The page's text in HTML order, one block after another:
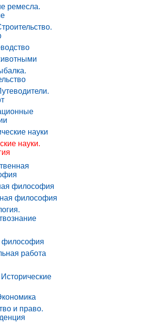
ремесла.
науки
науки.
философия
философия
работа
и право.